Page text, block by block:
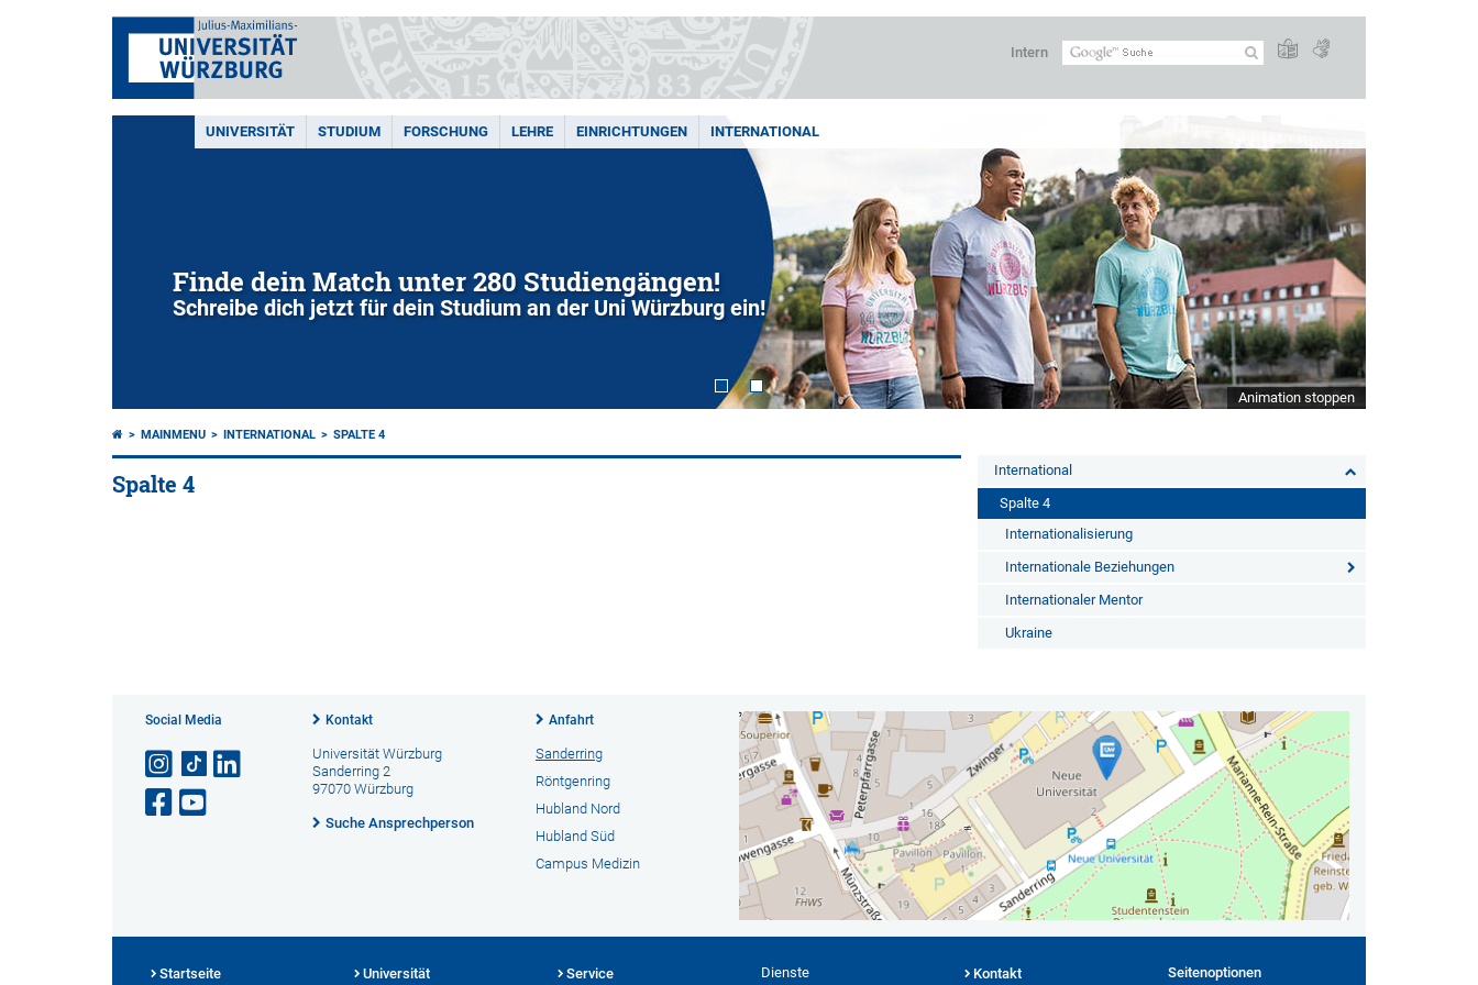
Intern
UNIVERSITÄT STUDIUM FORSCHUNG LEHRE EINRICHTUNGEN INTERNATIONAL
Finde dein Match unter 280 Studiengängen!
Schreibe dich jetzt für dein Studium an der Uni Würzburg ein!
Animation stoppen
MAINMENU INTERNATIONAL SPALTE 4
Spalte 4
International
Spalte 4
Internationalisierung
Internationale Beziehungen
Internationaler Mentor
Ukraine
Social Media Kontakt
Universität Würzburg
Sanderring 2
97070 Würzburg
Suche Ansprechperson
Anfahrt
Sanderring
Röntgenring
Hubland Nord
Hubland Süd
Campus Medizin
Startseite Universität Service Dienste Kontakt Seitenoptionen